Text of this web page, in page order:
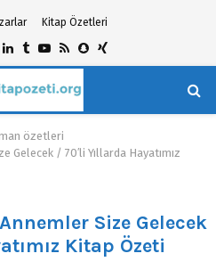
Kitap Özetleri
Linkedin
TumblrYoutube
RssSnapchat
Xing
özetleri
Gelecek / 70′li Yıllarda Hayatımız
Size Gelecek
Kitap Özeti